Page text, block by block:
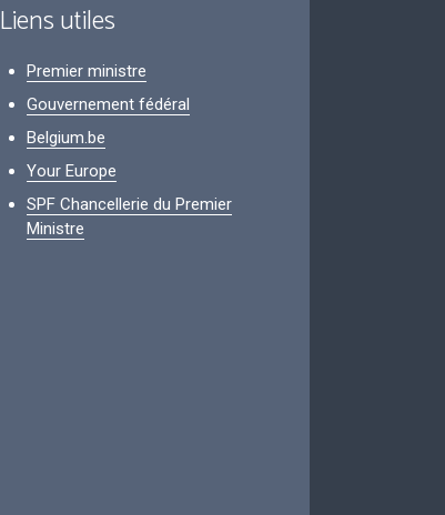
Liens utiles
Premier ministre
Gouvernement fédéral
Belgium.be
Your Europe
SPF Chancellerie du Premier
Ministre